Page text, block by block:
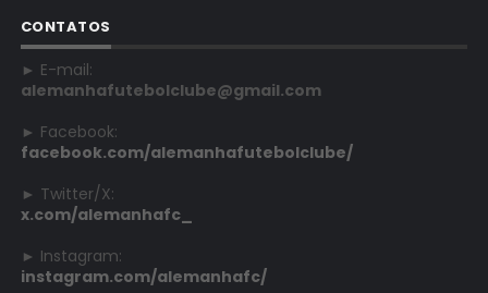
CONTATOS
► E-mail:
alemanhafutebolclube@gmail.com
► Facebook:
facebook.com/alemanhafutebolclube/
► Twitter/X:
x.com/alemanhafc_
► Instagram:
instagram.com/alemanhafc/